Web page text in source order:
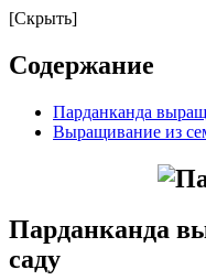
[Скрыть]
Содержание
Парданканда
Выращивание из
Парданканда
саду